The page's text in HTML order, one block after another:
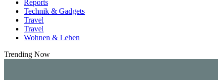
Reports
Technik & Gadgets
Travel
Travel
Wohnen & Leben
Trending Now